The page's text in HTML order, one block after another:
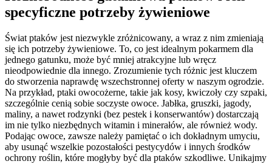
specyficzne potrzeby żywieniowe
Świat ptaków jest niezwykle zróżnicowany, a wraz z nim zmieniają
się ich potrzeby żywieniowe. To, co jest idealnym pokarmem dla
jednego gatunku, może być mniej atrakcyjne lub wręcz
nieodpowiednie dla innego. Zrozumienie tych różnic jest kluczem
do stworzenia naprawdę wszechstronnej oferty w naszym ogrodzie.
Na przykład, ptaki owocożerne, takie jak kosy, kwiczoły czy szpaki,
szczególnie cenią sobie soczyste owoce. Jabłka, gruszki, jagody,
maliny, a nawet rodzynki (bez pestek i konserwantów) dostarczają
im nie tylko niezbędnych witamin i minerałów, ale również wody.
Podając owoce, zawsze należy pamiętać o ich dokładnym umyciu,
aby usunąć wszelkie pozostałości pestycydów i innych środków
ochrony roślin, które mogłyby być dla ptaków szkodliwe. Unikajmy